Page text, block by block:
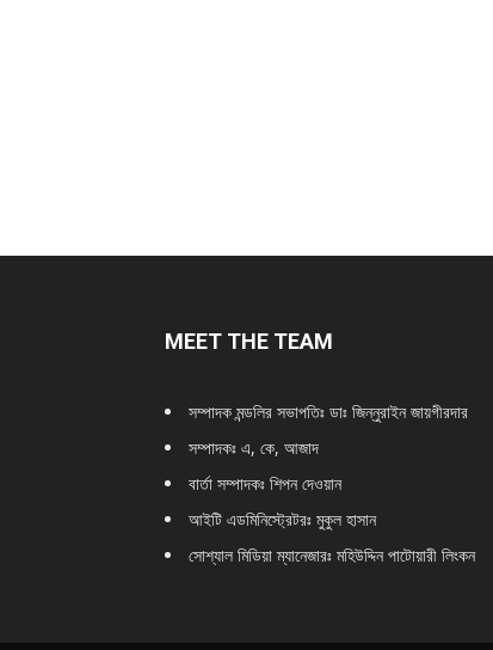
MEET THE TEAM
সম্পাদক মন্ডলির সভাপতিঃ ডাঃ জিন্নুরাইন জায়গীরদার
সম্পাদকঃ এ, কে, আজাদ
বার্তা সম্পাদকঃ শিপন দেওয়ান
আইটি এডমিনিস্ট্রেটরঃ মুকুল হাসান
সোশ্যাল মিডিয়া ম্যানেজারঃ মহিউদ্দিন পাটোয়ারী লিংকন